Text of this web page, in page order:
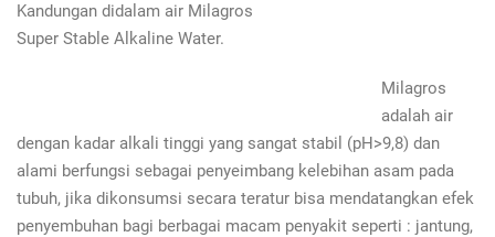
Kandungan didalam air Milagros
Super Stable Alkaline Water.
Milagros
adalah air
dengan kadar alkali tinggi yang sangat stabil (pH>9,8) dan
alami berfungsi sebagai penyeimbang kelebihan asam pada
tubuh, jika dikonsumsi secara teratur bisa mendatangkan efek
penyembuhan bagi berbagai macam penyakit seperti : jantung,